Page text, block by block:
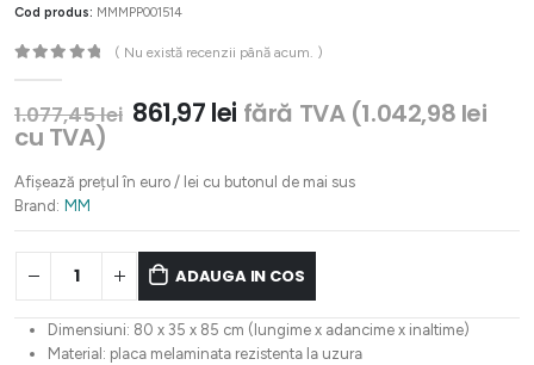
Cod produs: MMMPP001514
( Nu există recenzii până acum. )
1.077,45lei Prețul
inițial
fost:
861,97 lei Prețul
861,97 lei.
fără TVA (1.042,98 lei
cu TVA)
Afișează prețul în euro / lei cu butonul de mai sus
Brand: MM
ADAUGA IN COS
Dimensiuni: 80 x 35 x 85 cm (lungime x adancime x inaltime)
Material: placa melaminata rezistenta la uzura